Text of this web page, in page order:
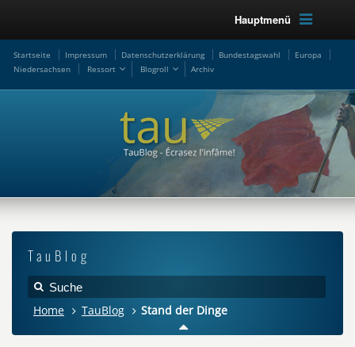
Hauptmenü
Startseite Impressum Datenschutzerklärung Bundestagswahl
Europa
Niedersachsen
Ressort Blogroll Archiv
TauBlog
Home TauBlog Stand der Dinge